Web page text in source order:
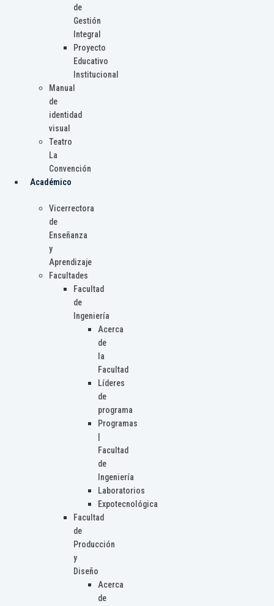
de
Gestión
Integral
Proyecto
Educativo
Institucional
Manual
de
identidad
visual
Teatro
La
Convención
Académico
Vicerrectora
de
Enseñanza
y
Aprendizaje
Facultades
Facultad
de
Ingeniería
Acerca
de
la
Facultad
Líderes
de
programa
Programas
Facultad
de
Ingeniería
Laboratorios
Expotecnológica
Facultad
de
Producción
y
Diseño
Acerca
de